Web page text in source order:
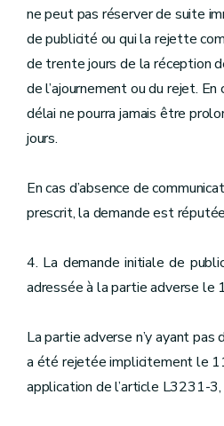
ne peut pas réserver de suite
de publicité ou qui la rejette
de trente jours de la réception
de l’ajournement ou du rejet. En
délai ne pourra jamais être
jours.
En cas d’absence de
prescrit, la demande est
4. La demande initiale de
adressée à la partie adverse le
La partie adverse n’y ayant pas
a été rejetée implicitement le
application de l’article L3231-3,